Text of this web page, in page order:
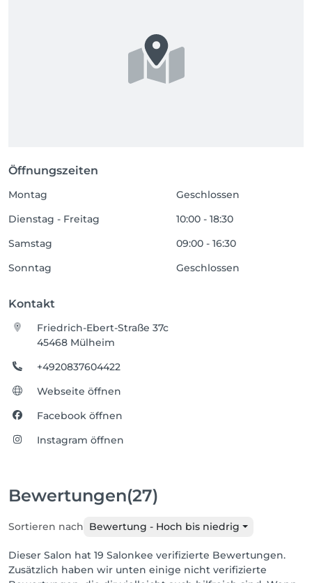
Öffnungszeiten
Montag
Geschlossen
Dienstag - Freitag
10:00 - 18:30
Samstag
09:00 - 16:30
Sonntag
Geschlossen
Kontakt
Friedrich-Ebert-Straße 37c
45468 Mülheim
+4920837604422
Webseite öffnen
Facebook öffnen
Instagram öffnen
Bewertungen(27)
Sortieren nach Bewertung - Hoch bis niedrig
Dieser Salon hat 19 Salonkee verifizierte Bewertungen.
Zusätzlich haben wir unten einige nicht verifizierte